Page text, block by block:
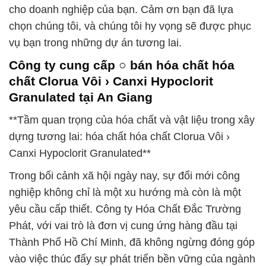
cho doanh nghiệp của bạn. Cảm ơn bạn đã lựa
chọn chúng tôi, và chúng tôi hy vọng sẽ được phục
vụ bạn trong những dự án tương lai.
Công ty cung cấp ○ bán hóa chất hóa
chất Clorua Vôi › Canxi Hypoclorit
Granulated tại An Giang
**Tầm quan trọng của hóa chất và vật liệu trong xây
dựng tương lai: hóa chất hóa chất Clorua Vôi ›
Canxi Hypoclorit Granulated**
Trong bối cảnh xã hội ngày nay, sự đổi mới công
nghiệp không chỉ là một xu hướng mà còn là một
yêu cầu cấp thiết. Công ty Hóa Chất Đắc Trường
Phát, với vai trò là đơn vị cung ứng hàng đầu tại
Thành Phố Hồ Chí Minh, đã không ngừng đóng góp
vào việc thúc đẩy sự phát triển bền vững của ngành